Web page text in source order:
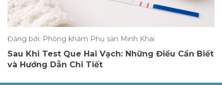
Đăng bởi: Phòng khám Phụ sản Minh Khai
Sau Khi Test Que Hai Vạch: Những Điều Cần Biết
và Hướng Dẫn Chi Tiết